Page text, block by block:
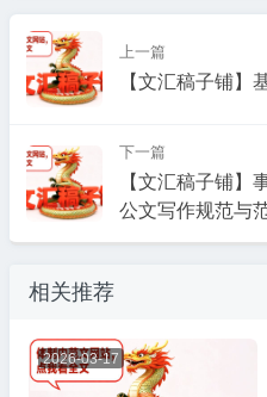
上一篇
【文汇稿子铺】
下一篇
【文汇稿子铺】
公文写作规范与
相关推荐
2026-03-17